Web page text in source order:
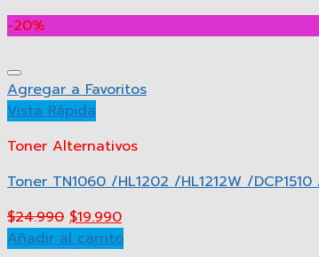
-20%
Agregar a Favoritos
Vista Rápida
Toner Alternativos
Toner TN1060 /HL1202 /HL1212W /DCP1510
$24.990 $19.990
Añadir al carrito